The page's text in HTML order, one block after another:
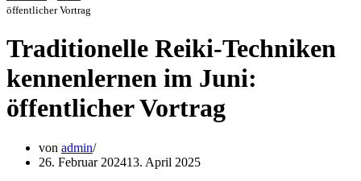
öffentlicher Vortrag
Traditionelle Reiki-Techniken
kennenlernen im Juni:
öffentlicher Vortrag
von admin
26. Februar 202413. April 2025